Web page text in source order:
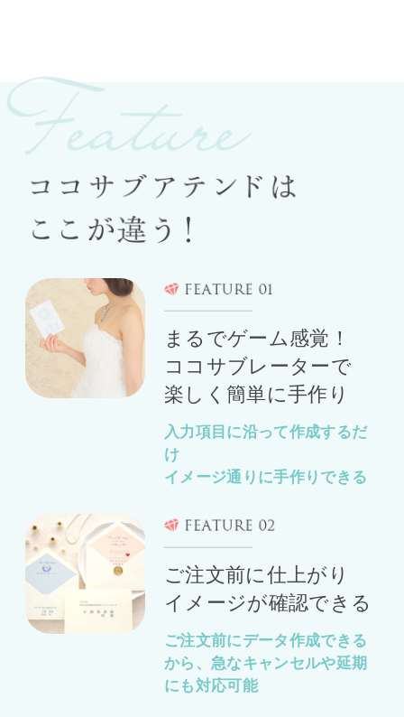
まるでゲーム感覚！
ココサブレーターで
楽しく簡単に手作り
入力項目に沿って作成するだ
け
イメージ通りに手作りできる
ご注文前に仕上がり
イメージが確認できる
ご注文前にデータ作成できる
から、急なキャンセルや延期
にも対応可能